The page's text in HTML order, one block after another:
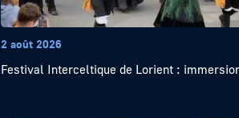
2 août 2026
Festival Interceltique de Lorient :